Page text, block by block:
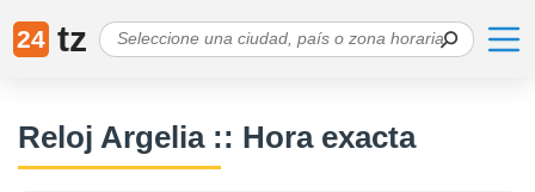
24 tz
Reloj Argelia :: Hora exacta